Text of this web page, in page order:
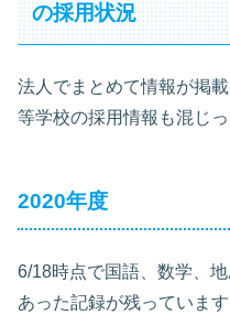
の採用状況
法人でまとめて情報が掲
等学校の採用情報も混じっ
2020年度
6/18時点で国語、数学、
あった記録が残っています